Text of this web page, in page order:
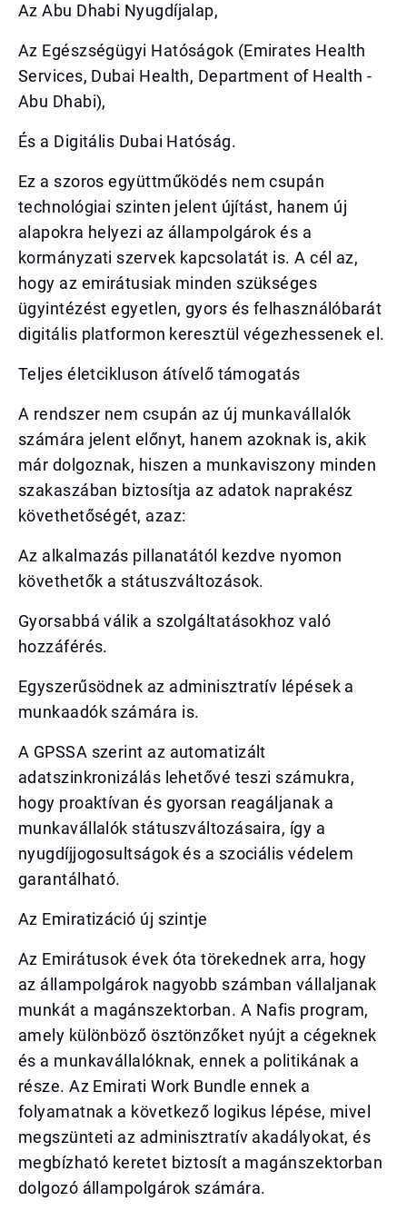
Az Abu Dhabi Nyugdíjalap,
Az Egészségügyi Hatóságok (Emirates Health
Services, Dubai Health, Department of Health -
Abu Dhabi),
És a Digitális Dubai Hatóság.
Ez a szoros együttműködés nem csupán
technológiai szinten jelent újítást, hanem új
alapokra helyezi az állampolgárok és a
kormányzati szervek kapcsolatát is. A cél az,
hogy az emirátusiak minden szükséges
ügyintézést egyetlen, gyors és felhasználóbarát
digitális platformon keresztül végezhessenek el.
Teljes életcikluson átívelő támogatás
A rendszer nem csupán az új munkavállalók
számára jelent előnyt, hanem azoknak is, akik
már dolgoznak, hiszen a munkaviszony minden
szakaszában biztosítja az adatok naprakész
követhetőségét, azaz:
Az alkalmazás pillanatától kezdve nyomon
követhetők a státuszváltozások.
Gyorsabbá válik a szolgáltatásokhoz való
hozzáférés.
Egyszerűsödnek az adminisztratív lépések a
munkaadók számára is.
A GPSSA szerint az automatizált
adatszinkronizálás lehetővé teszi számukra,
hogy proaktívan és gyorsan reagáljanak a
munkavállalók státuszváltozásaira, így a
nyugdíjjogosultságok és a szociális védelem
garantálható.
Az Emiratizáció új szintje
Az Emirátusok évek óta törekednek arra, hogy
az állampolgárok nagyobb számban vállaljanak
munkát a magánszektorban. A Nafis program,
amely különböző ösztönzőket nyújt a cégeknek
és a munkavállalóknak, ennek a politikának a
része. Az Emirati Work Bundle ennek a
folyamatnak a következő logikus lépése, mivel
megszünteti az adminisztratív akadályokat, és
megbízható keretet biztosít a magánszektorban
dolgozó állampolgárok számára.